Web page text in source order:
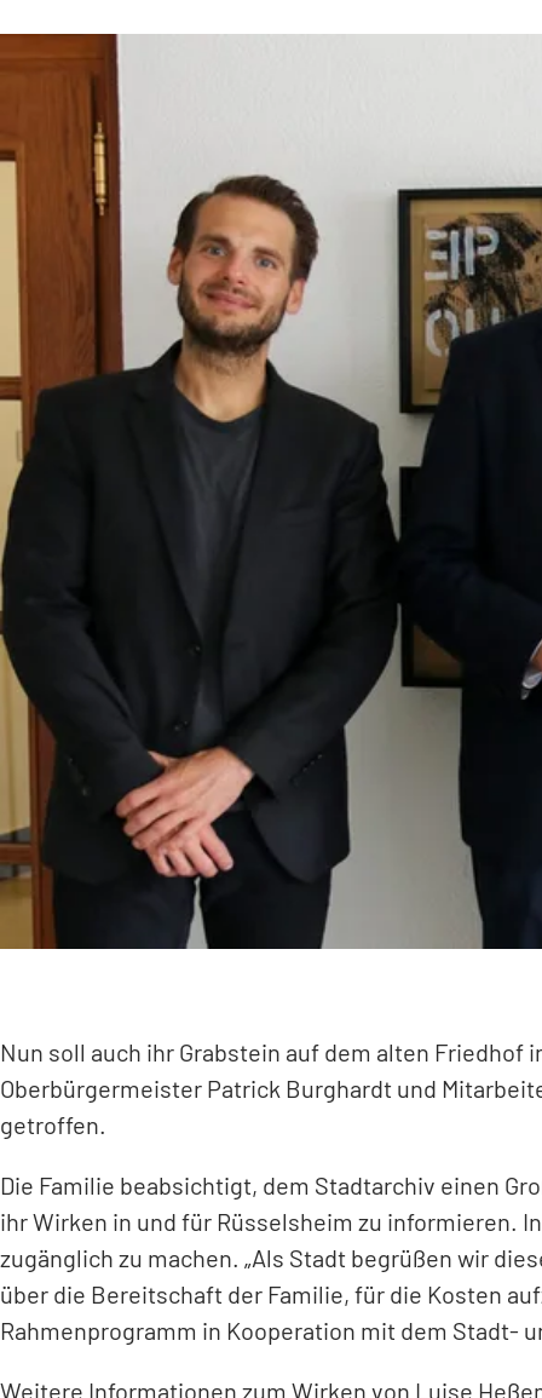
Nun soll auch ihr Grabstein auf dem alten Friedhof
Oberbürgermeister Patrick Burghardt und
getroffen.
Die Familie beabsichtigt, dem Stadtarchiv einen
ihr Wirken in und für Rüsselsheim zu informieren.
zugänglich zu machen. „Als Stadt begrüßen wir
über die Bereitschaft der Familie, für die Kosten
Rahmenprogramm in Kooperation mit dem Stadt-
Weitere Informationen zum Wirken von Luise
(Öffnet